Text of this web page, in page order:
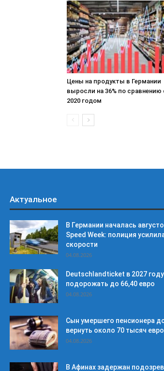
Цены на продукты в Германии
выросли на 36% по сравнению
2020 годом
Актуальное
В Германии началась
Speed Week: полиция
скорости
04.08.2026
Deutschlandticket в 2027
подорожать до 66,40 евро
04.08.2026
Сын умершего пенсионера
вернуть около 70 тысяч евро
04.08.2026
В Афинах задержан